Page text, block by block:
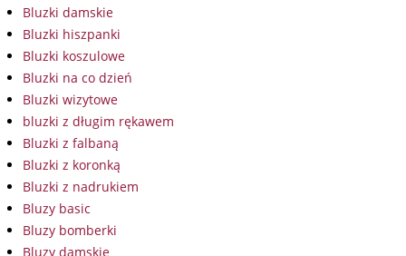
Bluzki damskie
Bluzki hiszpanki
Bluzki koszulowe
Bluzki na co dzień
Bluzki wizytowe
bluzki z długim rękawem
Bluzki z falbaną
Bluzki z koronką
Bluzki z nadrukiem
Bluzy basic
Bluzy bomberki
Bluzy damskie